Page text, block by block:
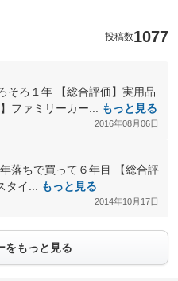
投稿数1077
そろ１年 【総合評価】実用品
ファミリーカー...
もっと見る
2016年08月06日
落ちで買って６年目 【総合評
タイ...
もっと見る
2014年10月17日
をもっと見る